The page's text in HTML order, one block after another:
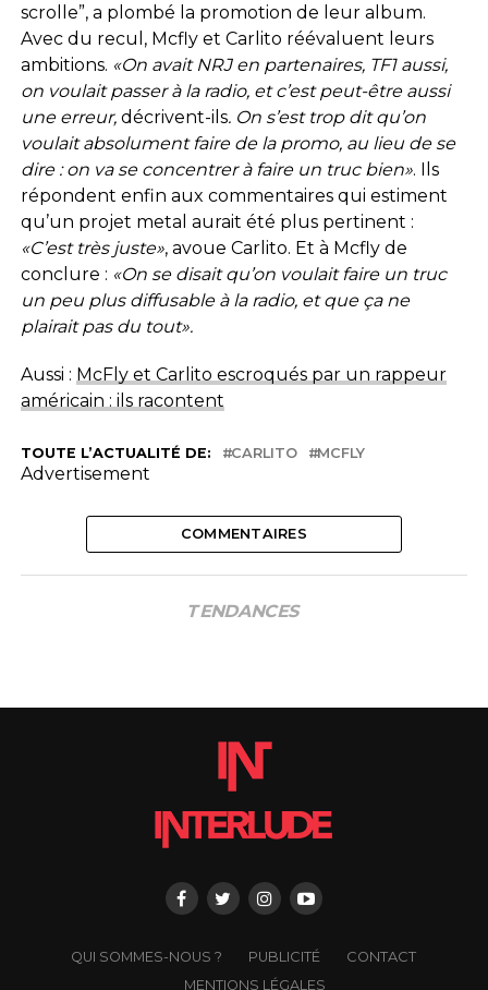
scrolle”, a plombé la promotion de leur album.
Avec du recul, Mcfly et Carlito réévaluent leurs
ambitions. «On avait NRJ en partenaires, TF1 aussi,
on voulait passer à la radio, et c’est peut-être aussi
une erreur, décrivent-ils. On s’est trop dit qu’on
voulait absolument faire de la promo, au lieu de se
dire : on va se concentrer à faire un truc bien». Ils
répondent enfin aux commentaires qui estiment
qu’un projet metal aurait été plus pertinent :
«C’est très juste», avoue Carlito. Et à Mcfly de
conclure : «On se disait qu’on voulait faire un truc
un peu plus diffusable à la radio, et que ça ne
plairait pas du tout».
Aussi : McFly et Carlito escroqués par un rappeur
américain : ils racontent
TOUTE L’ACTUALITÉ DE: CARLITO MCFLY
Advertisement
COMMENTAIRES
TENDANCES
QUI SOMMES-NOUS ? PUBLICITÉ
CONTACT
MENTIONS LÉGALES